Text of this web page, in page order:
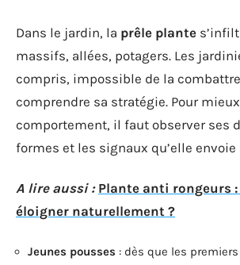
Dans le jardin, la prêle plante
massifs, allées, potagers. Les
compris, impossible de la
comprendre sa stratégie. Pour
comportement, il faut observer ses
formes et les signaux qu’elle envoie
A lire aussi : Plante anti rongeurs
éloigner naturellement ?
Jeunes pousses : dès que les